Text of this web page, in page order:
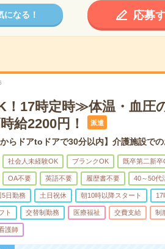
になる！ 応募
17時定時≫体温・血圧
給2200円！
派遣
からドアtoドアで30分以内】介護施設で
社会人未経験OK ブランクOK 既卒第二新卒
OA不要 英語不要 履歴書不要 40～50代
5日勤務 土日祝休 朝10時以降スタート 17
ト 交替制勤務 医療福祉 交費支給 制
護師